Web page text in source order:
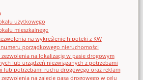
użytkowego
mieszkalnego
na wykreślenie hipoteki z KW
porządkowego nieruchomości
na lokalizację w pasie drogowym
lub urządzeń niezwiązanych z potrzebami
lub potrzebami ruchu drogowego oraz reklam
na zajęcie pasa drogowego w celu